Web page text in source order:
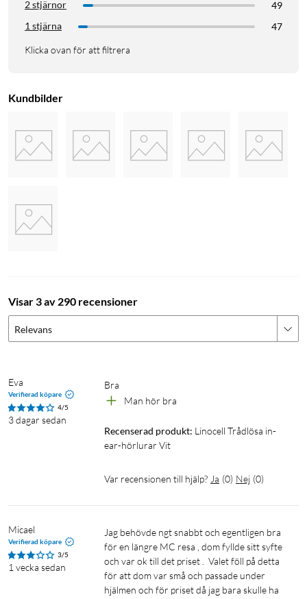
2 stjärnor
49
1 stjärna
47
Klicka ovan för att filtrera
Kundbilder
Visar 3 av 290 recensioner
Relevans
Eva
Verifierad köpare
4/5
3 dagar sedan
Bra
Man hör bra
Recenserad produkt: Linocell Trådlösa in-
ear-hörlurar Vit
Var recensionen till hjälp? Ja (0) Nej (0)
Micael
Verifierad köpare
3/5
1 vecka sedan
Jag behövde ngt snabbt och egentligen bra
för en längre MC resa , dom fyllde sitt syfte
och var ok till det priset .  Valet föll på detta
för att dom var små och passade under
hjälmen och för priset då jag bara skulle ha